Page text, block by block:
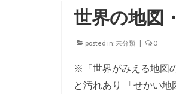
世界の地図
posted in:未分類 0
※「世界がみえる地図
と汚れあり 「せかい